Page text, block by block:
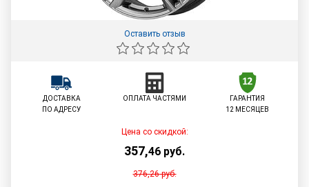
Оставить отзыв
ДОСТАВКА
ПО АДРЕСУ
ОПЛАТА ЧАСТЯМИ
ГАРАНТИЯ
12 МЕСЯЦЕВ
Цена со скидкой:
357,46 руб.
376,26руб.